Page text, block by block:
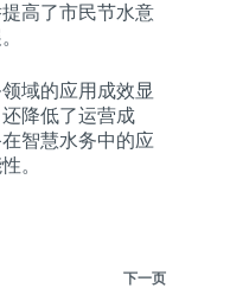
高了市民节水意
域的应用成效显
降低了运营成
智慧水务中的应
。
下一页